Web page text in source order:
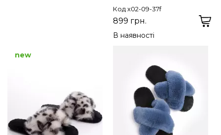
Код x02-09-37f
899 грн.
В наявності
new